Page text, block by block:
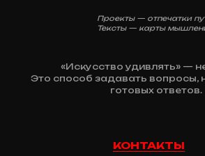
Проекты — отпечатки
Тексты — карты
«Искусство удивлять» —
Это способ задавать вопросы,
готовых ответов.
КОНТАКТЫ